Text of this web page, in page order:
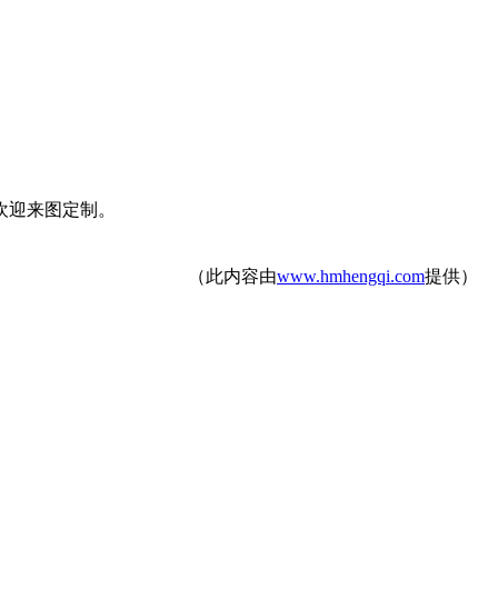
来图定制。
（此内容由www.hmhengqi.com提供）